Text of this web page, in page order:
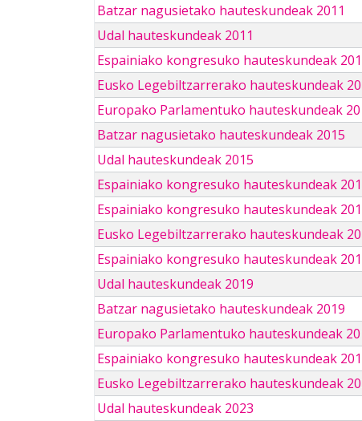
Batzar nagusietako hauteskundeak 2011
Udal hauteskundeak 2011
Espainiako kongresuko hauteskundeak
Eusko Legebiltzarrerako hauteskundeak
Europako Parlamentuko hauteskundeak
Batzar nagusietako hauteskundeak 2015
Udal hauteskundeak 2015
Espainiako kongresuko hauteskundeak
Espainiako kongresuko hauteskundeak
Eusko Legebiltzarrerako hauteskundeak
Espainiako kongresuko hauteskundeak
Udal hauteskundeak 2019
Batzar nagusietako hauteskundeak 2019
Europako Parlamentuko hauteskundeak
Espainiako kongresuko hauteskundeak
Eusko Legebiltzarrerako hauteskundeak
Udal hauteskundeak 2023